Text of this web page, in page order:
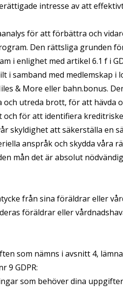
intresse av att
för att förbättra och
Den rättsliga grunden
i enlighet med artikel 6.1 f i
i samband med medlemskap
& More eller bahn.bonus.
utreda brott, för att hävda
för att identifiera
skyldighet att säkerställa en
anspråk och skydda våra
mån det är absolut
från sina föräldrar eller
föräldrar eller
som nämns i avsnitt 4,
9 GDPR:
som behöver dina